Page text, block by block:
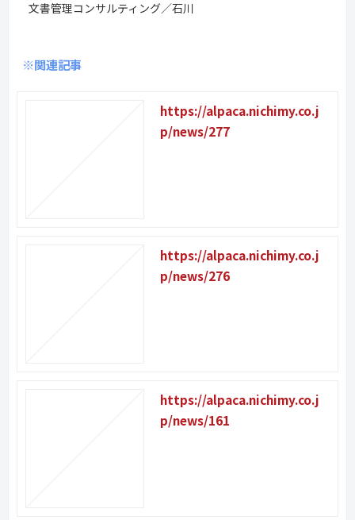
文書管理コンサルティング／石川
※関連記事
https://alpaca.nichimy.co.j
p/news/277
https://alpaca.nichimy.co.j
p/news/276
https://alpaca.nichimy.co.j
p/news/161